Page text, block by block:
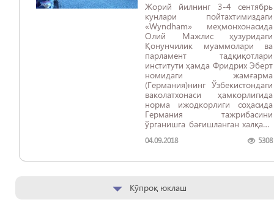
Жорий йилнинг 3-4 сентябрь
кунлари пойтахтимиздаги
«Wyndham» меҳмонхонасида
Олий Мажлис ҳузуридаги
Қонунчилик муаммолари ва
парламент тадқиқотлари
институти ҳамда Фридрих Эберт
номидаги жамғарма
(Германия)нинг Ўзбекистондаги
ваколатхонаси ҳамкорлигида
норма ижодкорлиги соҳасида
Германия тажрибасини
ўрганишга бағишланган халқаро
04.09.2018 5308
Кўпроқ юклаш